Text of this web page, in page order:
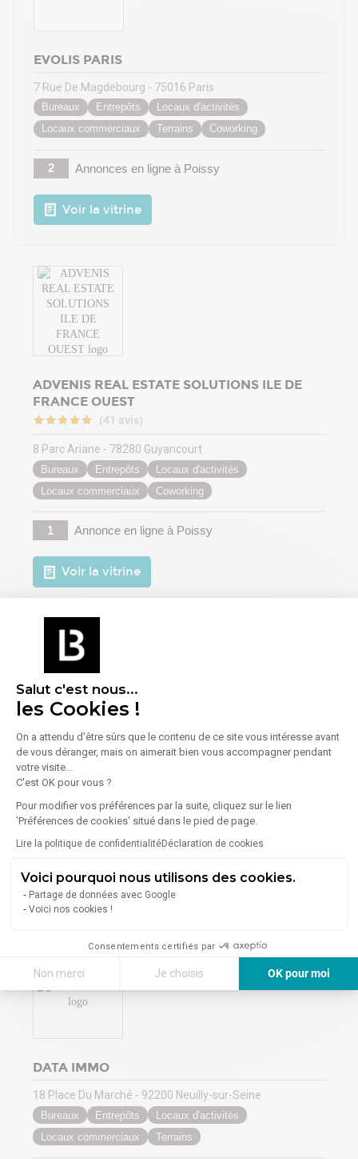
Salut c'est nous...
les Cookies !
On a attendu d'être sûrs que le contenu de ce site vous intéresse avant
de vous déranger, mais on aimerait bien vous accompagner pendant
votre visite...
C'est OK pour vous ?
Pour modifier vos préférences par la suite, cliquez sur le lien
'Préférences de cookies' situé dans le pied de page.
Lire la politique de confidentialitéDéclaration de cookies
Voici pourquoi nous utilisons des cookies.
Partage de données avec Google
Voici nos cookies !
Consentements certifiés par
Non merci Je choisis
OK pour moi
Axeptio consent
Plateforme de Gestion du Consentement : Personnalisez vos Options
EVOLIS PARIS
7 Rue De Magdebourg - 75016 Paris
Bureaux Entrepôts
Locaux d'activités
Locaux commerciaux
Terrains Coworking
2 Annonces en ligneà Poissy
Voir la vitrine
ADVENIS REAL ESTATE SOLUTIONS ILE DE
FRANCE OUEST
(41 avis)
8 Parc Ariane - 78280 Guyancourt
Bureaux Entrepôts
Locaux d'activités
Locaux commerciaux
Coworking
1 Annonce en ligneà Poissy
Voir la vitrine
BNP PARIBAS REAL ESTATE IDF ACTIVITÉ
OUESTNORDEST
264 45 Avenue Victor Hugo - 93300 Aubervilliers
Bureaux Entrepôts Locaux d'activités Terrains
1 Annonce en ligneà Poissy
Voir la vitrine
DATA IMMO
18 Place Du Marché - 92200 Neuilly-sur-Seine
Bureaux Entrepôts
Locaux d'activités
Locaux commerciaux
Terrains